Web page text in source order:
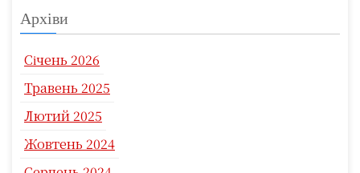
Архіви
Січень 2026
Травень 2025
Лютий 2025
Жовтень 2024